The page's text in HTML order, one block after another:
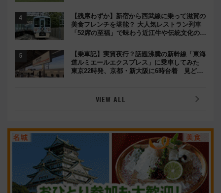
【残席わずか】新宿から西武線に乗って滋賀の
美食フレンチを堪能？ 大人気レストラン列車
「52席の至福」で味わう近江牛や伝統文化の特
【乗車記】実質夜行？話題沸騰の新幹線「東海
道ルミエールエクスプレス」に乗車してみた
東京22時発、京都・新大阪に6時台着 見どこ
VIEW ALL